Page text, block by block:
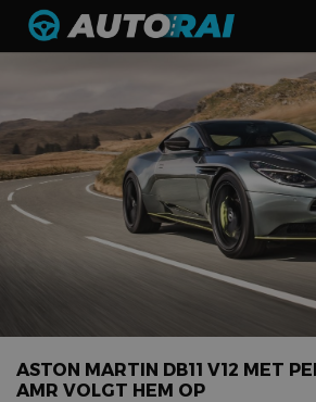
Podcast
Autotests
Automerken
Adverteren
ASTON MARTIN DB11 V12 MET
AMR VOLGT HEM OP